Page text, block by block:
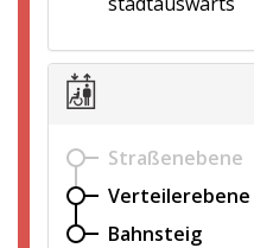
Straßenebene
Verteilerebene
Bahnsteig